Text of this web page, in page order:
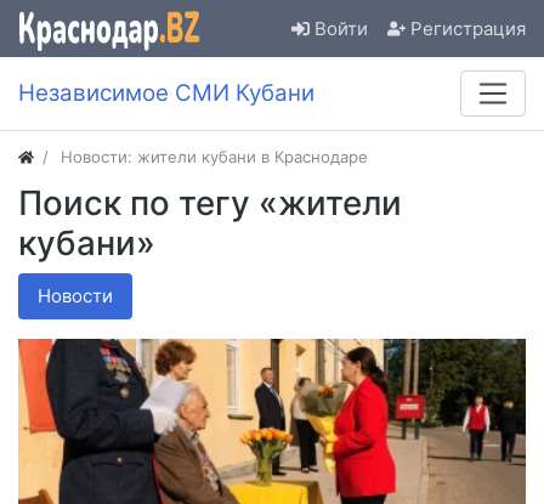
Войти Регистрация
Независимое СМИ Кубани
Новости: жители кубани в Краснодаре
Поиск по тегу «жители
кубани»
Новости